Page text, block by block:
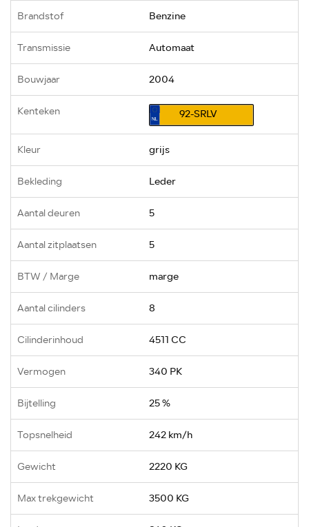
Brandstof Benzine
Transmissie Automaat
Bouwjaar 2004
Kenteken 92-SRLV
Kleur grijs
Bekleding Leder
Aantal deuren 5
Aantal zitplaatsen 5
BTW / Marge marge
Aantal cilinders 8
Cilinderinhoud 4511 CC
Vermogen 340 PK
Bijtelling 25 %
Topsnelheid 242 km/h
Gewicht 2220 KG
Max trekgewicht 3500 KG